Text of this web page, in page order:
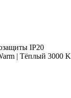
IP20
| Тёплый 3000 K